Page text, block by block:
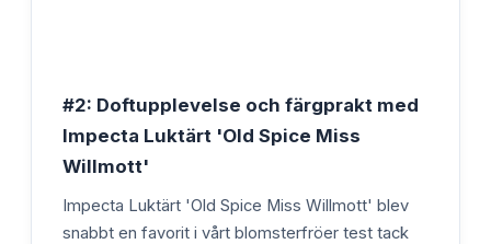
#2: Doftupplevelse och färgprakt med
Impecta Luktärt 'Old Spice Miss
Willmott'
Impecta Luktärt 'Old Spice Miss Willmott' blev
snabbt en favorit i vårt blomsterfröer test tack